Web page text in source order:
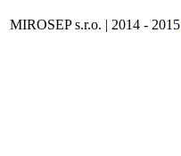
MIROSEP s.r.o. | 2014 - 2015